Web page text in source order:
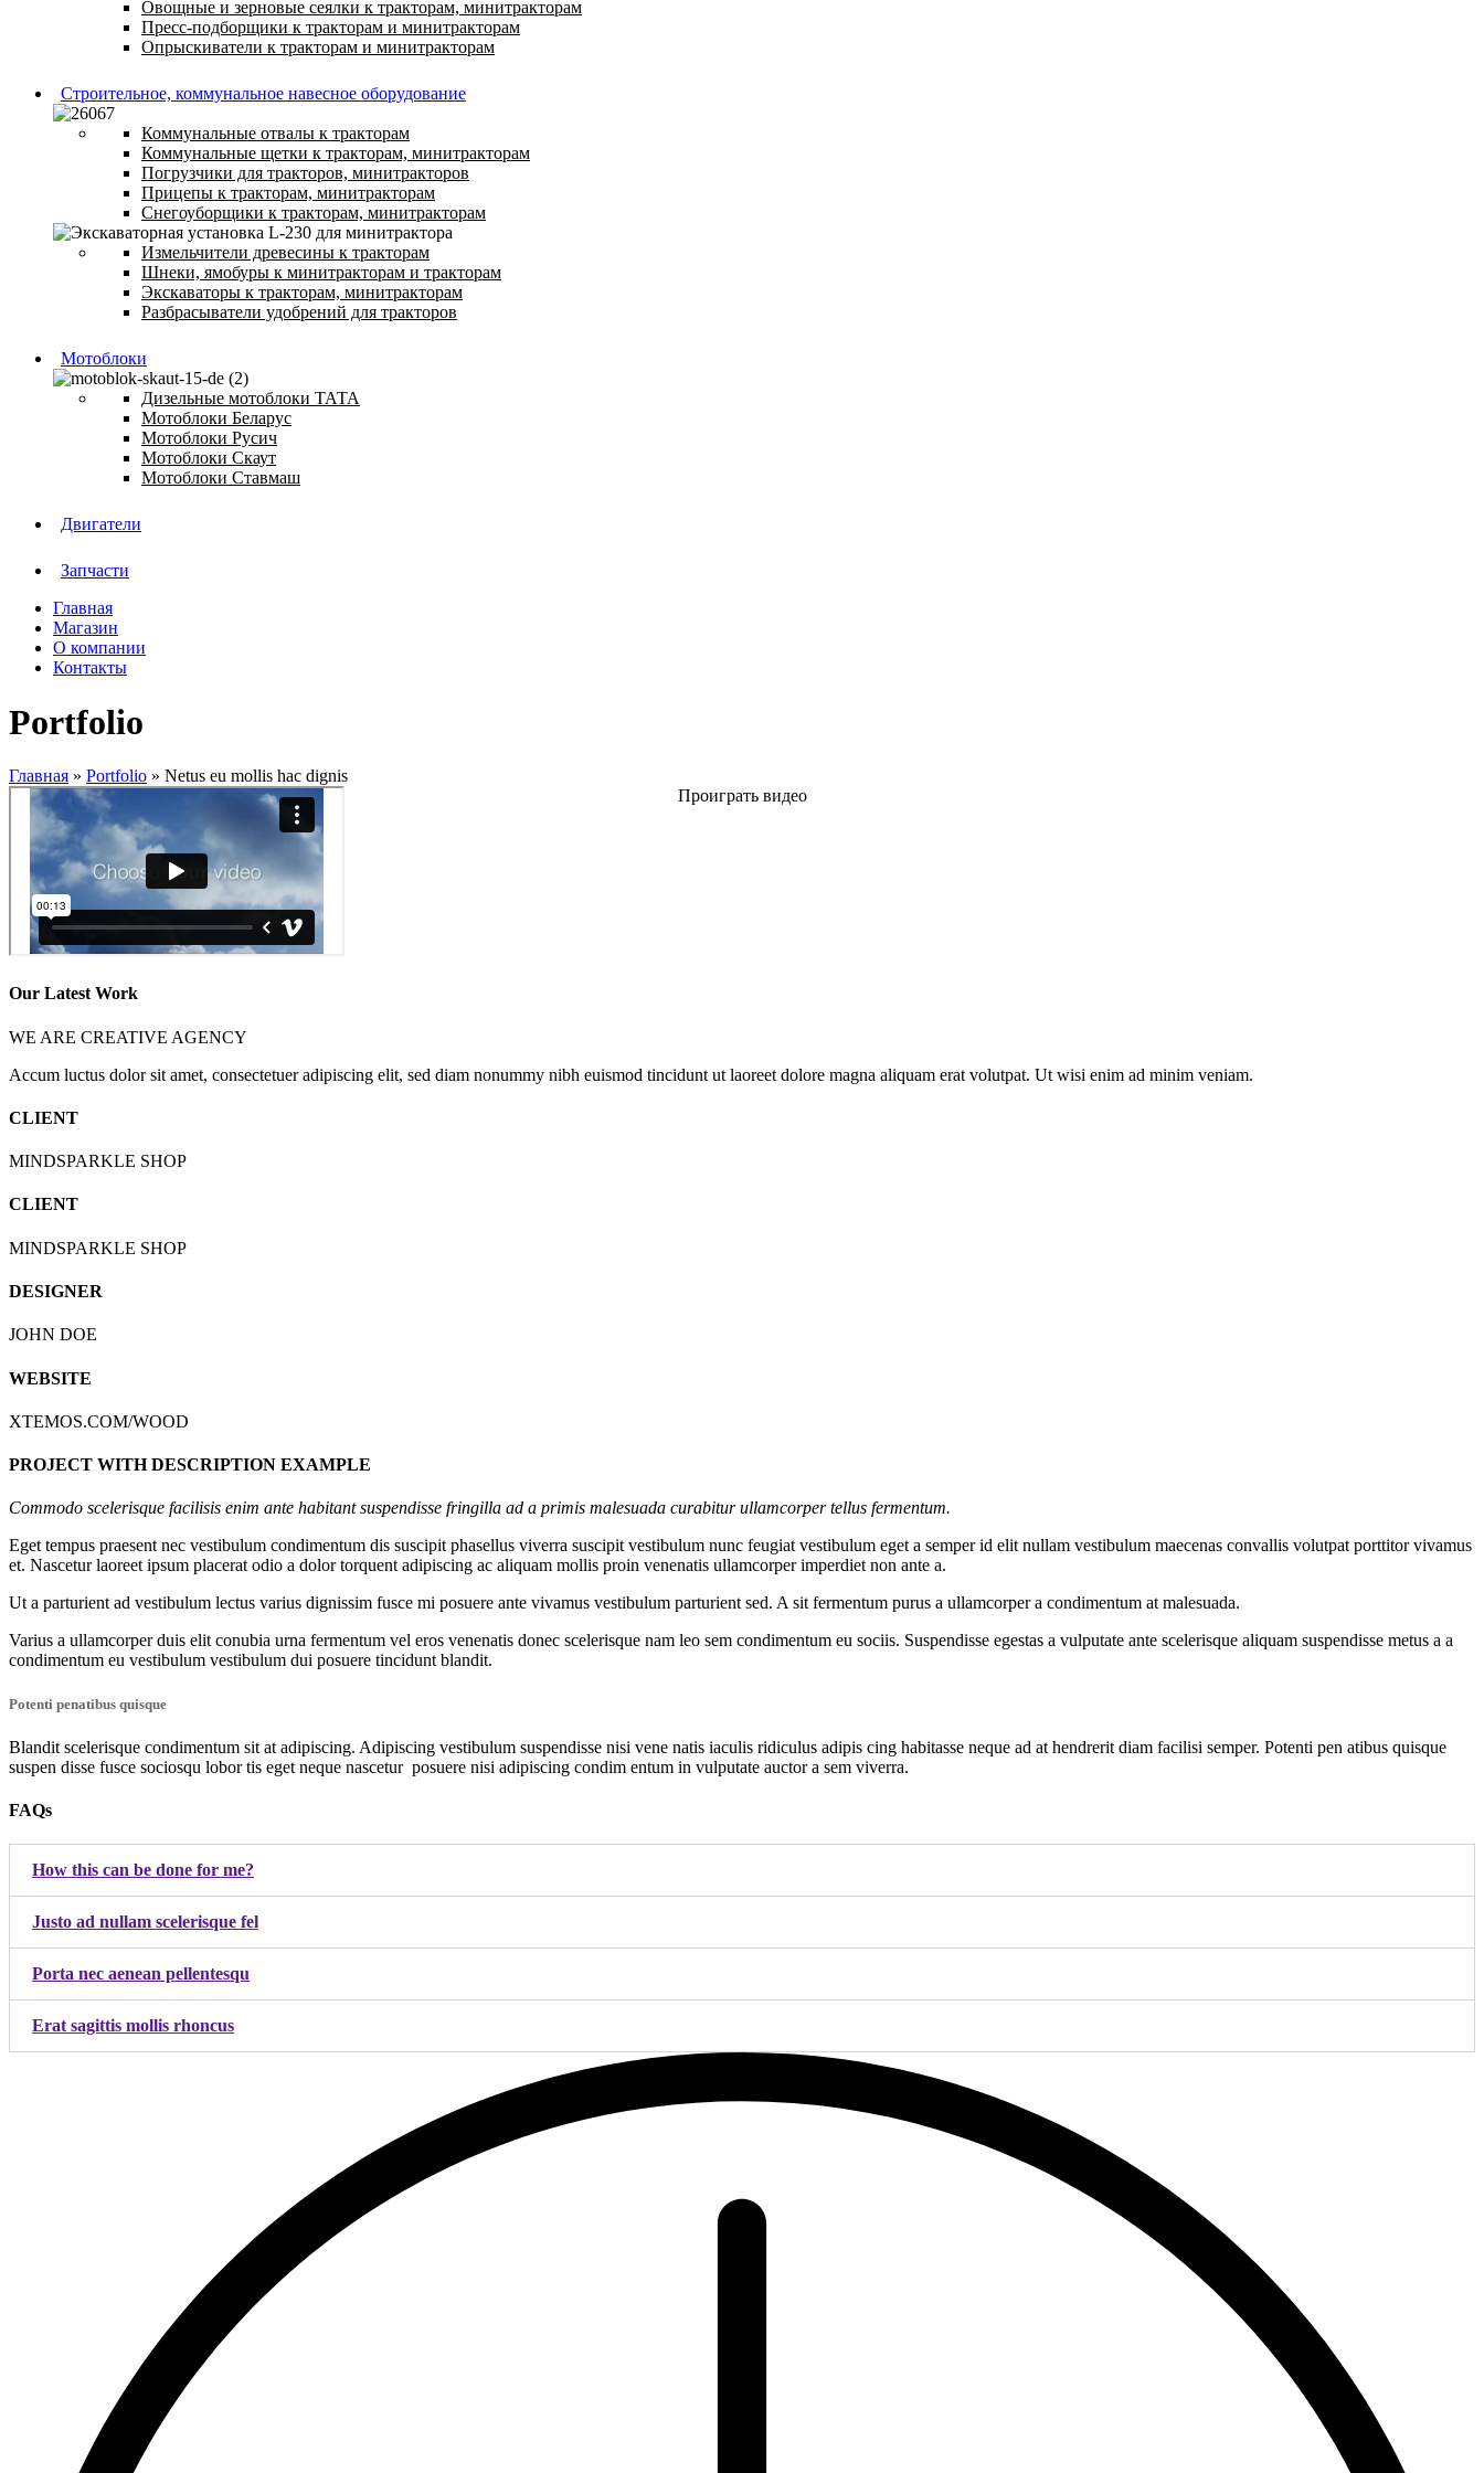
Овощные и зерновые сеялки к тракторам, минитракторам
Пресс-подборщики к тракторам и минитракторам
Опрыскиватели к тракторам и минитракторам
Строительное, коммунальное навесное оборудование
Коммунальные отвалы к тракторам
Коммунальные щетки к тракторам, минитракторам
Погрузчики для тракторов, минитракторов
Прицепы к тракторам, минитракторам
Снегоуборщики к тракторам, минитракторам
Измельчители древесины к тракторам
Шнеки, ямобуры к минитракторам и тракторам
Экскаваторы к тракторам, минитракторам
Разбрасыватели удобрений для тракторов
Мотоблоки
Дизельные мотоблоки ТАТА
Мотоблоки Беларус
Мотоблоки Русич
Мотоблоки Скаут
Мотоблоки Ставмаш
Двигатели
Запчасти
Главная
Магазин
О компании
Контакты
Portfolio
Главная » Portfolio » Netus eu mollis hac dignis
Проиграть видео
Our Latest Work
WE ARE CREATIVE AGENCY
Accum luctus dolor sit amet, consectetuer adipiscing elit, sed diam nonummy nibh euismod tincidunt ut laoreet dolore magna aliquam erat volutpat. Ut wisi enim ad minim veniam.
CLIENT
MINDSPARKLE SHOP
CLIENT
MINDSPARKLE SHOP
DESIGNER
JOHN DOE
WEBSITE
XTEMOS.COM/WOOD
PROJECT WITH DESCRIPTION EXAMPLE
Commodo scelerisque facilisis enim ante habitant suspendisse fringilla ad a primis malesuada curabitur ullamcorper tellus fermentum.
Eget tempus praesent nec vestibulum condimentum dis suscipit phasellus viverra suscipit vestibulum nunc feugiat vestibulum eget a semper id elit nullam vestibulum maecenas convallis volutpat porttitor vivamus
et. Nascetur laoreet ipsum placerat odio a dolor torquent adipiscing ac aliquam mollis proin venenatis ullamcorper imperdiet non ante a.
Ut a parturient ad vestibulum lectus varius dignissim fusce mi posuere ante vivamus vestibulum parturient sed. A sit fermentum purus a ullamcorper a condimentum at malesuada.
Varius a ullamcorper duis elit conubia urna fermentum vel eros venenatis donec scelerisque nam leo sem condimentum eu sociis. Suspendisse egestas a vulputate ante scelerisque aliquam suspendisse metus a a
condimentum eu vestibulum vestibulum dui posuere tincidunt blandit.
Potenti penatibus quisque
Blandit scelerisque condimentum sit at adipiscing. Adipiscing vestibulum suspendisse nisi vene natis iaculis ridiculus adipis cing habitasse neque ad at hendrerit diam facilisi semper. Potenti pen atibus quisque
suspen disse fusce sociosqu lobor tis eget neque nascetur posuere nisi adipiscing condim entum in vulputate auctor a sem viverra.
FAQs
How this can be done for me?
Justo ad nullam scelerisque fel
Porta nec aenean pellentesqu
Erat sagittis mollis rhoncus